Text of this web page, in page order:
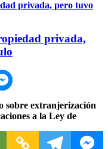
privada,
sobre extranjerización
a la Ley de